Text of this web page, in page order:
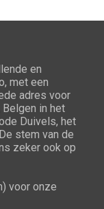
en
met een
adres voor
in het
Duivels, het
stem van de
zeker ook op
voor onze